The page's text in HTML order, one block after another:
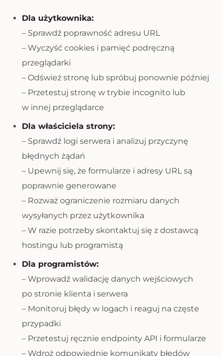
Dla użytkownika:
– Sprawdź poprawność adresu URL
– Wyczyść cookies i pamięć podręczną
przeglądarki
– Odśwież stronę lub spróbuj ponownie później
– Przetestuj stronę w trybie incognito lub
w innej przeglądarce
Dla właściciela strony:
– Sprawdź logi serwera i analizuj przyczynę
błędnych żądań
– Upewnij się, że formularze i adresy URL są
poprawnie generowane
– Rozważ ograniczenie rozmiaru danych
wysyłanych przez użytkownika
– W razie potrzeby skontaktuj się z dostawcą
hostingu lub programistą
Dla programistów:
– Wprowadź walidację danych wejściowych
po stronie klienta i serwera
– Monitoruj błędy w logach i reaguj na częste
przypadki
– Przetestuj ręcznie endpointy API i formularze
– Wdroż odpowiednie komunikaty błędów